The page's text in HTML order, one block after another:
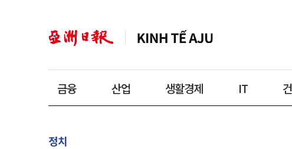
금융 산업 생활경제 IT
정치